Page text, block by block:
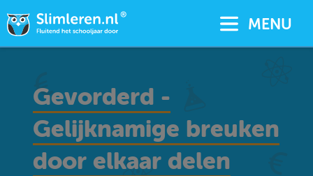
MENU
Gevorderd -
Gelijknamige breuken
door elkaar delen